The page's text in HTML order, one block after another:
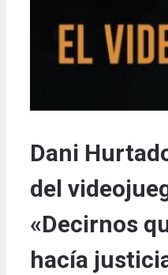
Dani
del
«Decirnos
hacía